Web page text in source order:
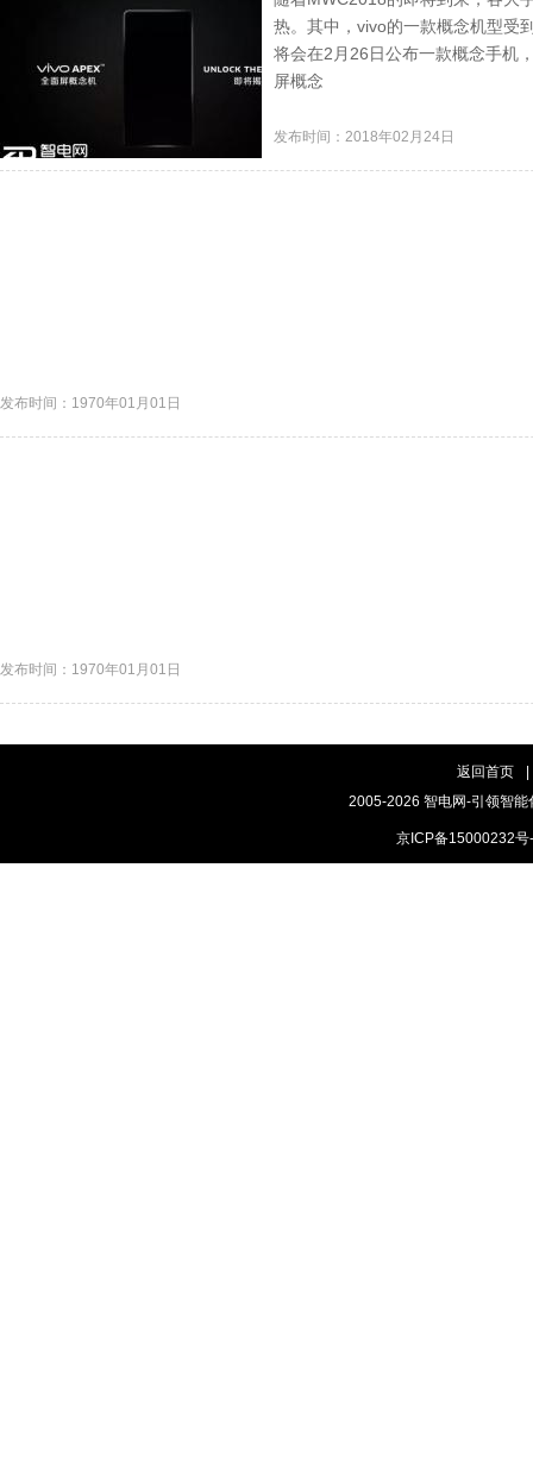
热。其中，vivo的一款概念机型受
将会在2月26日公布一款概念手机
屏概念
发布时间：2018年02月24日
发布时间：1970年01月01日
发布时间：1970年01月01日
返回首页
2005-2026 智电网-引领智
京ICP备15000232号